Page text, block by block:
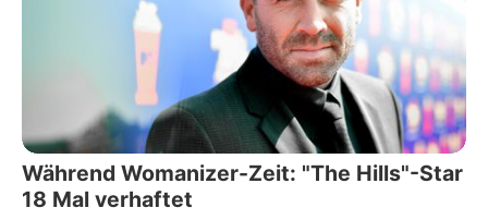
Während Womanizer-Zeit: "The Hills"-Star
18 Mal verhaftet